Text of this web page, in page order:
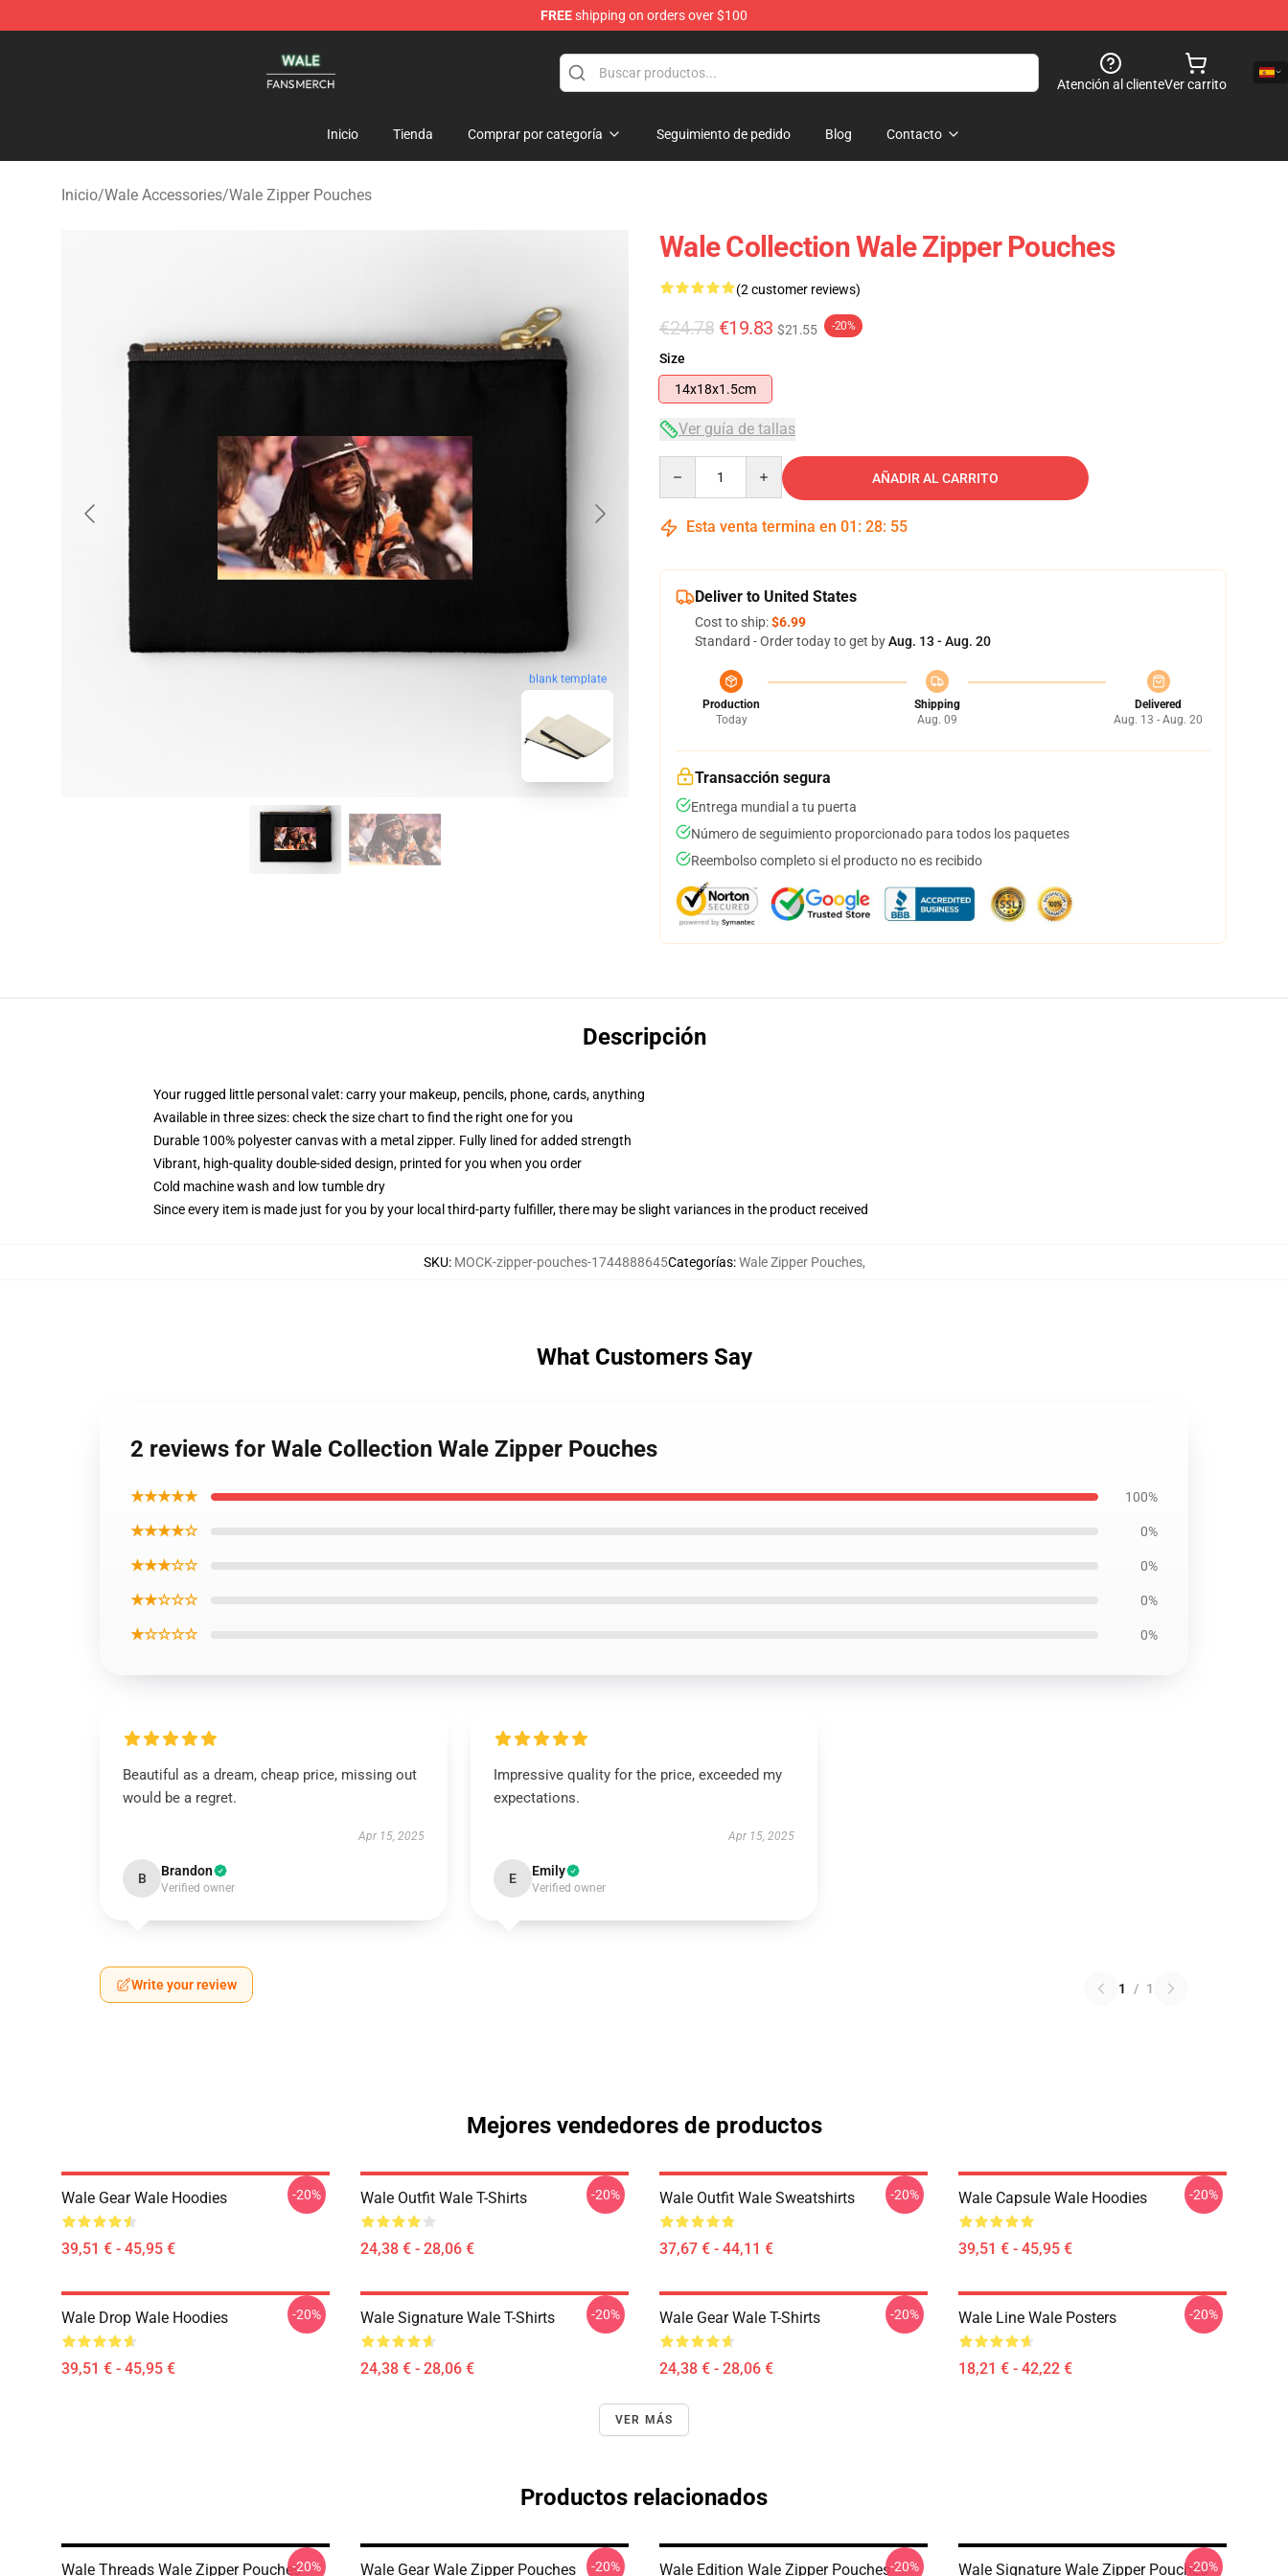
FREEshipping on orders over $100
Atención al clienteVer carrito
Inicio Tienda Comprar por categoría Seguimiento de pedido Blog Contacto
Inicio/Wale Accessories/Wale Zipper Pouches
blank template
Wale Collection Wale Zipper Pouches
(2 customer reviews)
€24.78 €19.83 $21.55 -20%
Size
14x18x1.5cm
Ver guía de tallas
AÑADIR AL CARRITO
Esta venta termina en 01 : 28: 54
Deliver to United States
Cost to ship:$6.99
Standard - Order today to get byAug. 13 - Aug. 20
Production
Today
Shipping
Aug. 09
Delivered
Aug. 13 - Aug. 20
Transacción segura
Entrega mundial a tu puerta
Número de seguimiento proporcionado para todos los paquetes
Reembolso completo si el producto no es recibido
Descripción
Your rugged little personal valet: carry your makeup, pencils, phone, cards, anything
Available in three sizes: check the size chart to find the right one for you
Durable 100% polyester canvas with a metal zipper. Fully lined for added strength
Vibrant, high-quality double-sided design, printed for you when you order
Cold machine wash and low tumble dry
Since every item is made just for you by your local third-party fulfiller, there may be slight variances in the product received
SKU: MOCK-zipper-pouches-1744888645Categorías:Wale Zipper Pouches,
What Customers Say
2 reviews for Wale Collection Wale Zipper Pouches
★★★★★ 100%
★★★★☆ 0%
★★★☆☆ 0%
★★☆☆☆ 0%
★☆☆☆☆ 0%
Beautiful as a dream, cheap price, missing out
would be a regret.
Apr 15, 2025
B Brandon
Verified owner
Impressive quality for the price, exceeded my
expectations.
Apr 15, 2025
E Emily
Verified owner
Write your review 1 / 1
Mejores vendedores de productos
Wale Gear Wale Hoodies
39,51 € - 45,95 €
-20% Wale Outfit Wale T-Shirts
24,38 € - 28,06 €
-20% Wale Outfit Wale Sweatshirts
37,67 € - 44,11 €
-20% Wale Capsule Wale Hoodies
39,51 € - 45,95 €
-20%
Wale Drop Wale Hoodies
39,51 € - 45,95 €
-20% Wale Signature Wale T-Shirts
24,38 € - 28,06 €
-20% Wale Gear Wale T-Shirts
24,38 € - 28,06 €
-20% Wale Line Wale Posters
18,21 € - 42,22 €
-20%
VER MÁS
Productos relacionados
Wale Threads Wale Zipper Pouches-20% Wale Gear Wale Zipper Pouches -20% Wale Edition Wale Zipper Pouches-20% Wale Signature Wale Zipper Pouches
-20%